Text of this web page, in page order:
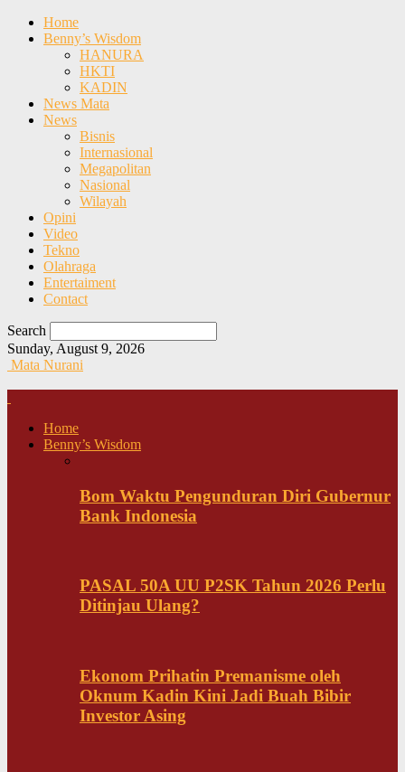
Home
Benny’s Wisdom
HANURA
HKTI
KADIN
News Mata
News
Bisnis
Internasional
Megapolitan
Nasional
Wilayah
Opini
Video
Tekno
Olahraga
Entertaiment
Contact
Search
Sunday, August 9, 2026
Mata Nurani
Home
Benny’s Wisdom
Bom Waktu Pengunduran Diri Gubernur
Bank Indonesia
PASAL 50A UU P2SK Tahun 2026 Perlu
Ditinjau Ulang?
Ekonom Prihatin Premanisme oleh
Oknum Kadin Kini Jadi Buah Bibir
Investor Asing